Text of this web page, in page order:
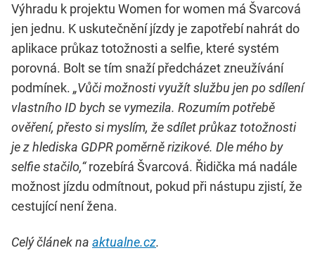
Výhradu k projektu Women for women má Švarcová
jen jednu. K uskutečnění jízdy je zapotřebí nahrát do
aplikace průkaz totožnosti a selfie, které systém
porovná. Bolt se tím snaží předcházet zneužívání
podmínek. „Vůči možnosti využít službu jen po sdílení
vlastního ID bych se vymezila. Rozumím potřebě
ověření, přesto si myslím, že sdílet průkaz totožnosti
je z hlediska GDPR poměrně rizikové. Dle mého by
selfie stačilo,“rozebírá Švarcová. Řidička má nadále
možnost jízdu odmítnout, pokud při nástupu zjistí, že
cestující není žena.
Celý článek na aktualne.cz.